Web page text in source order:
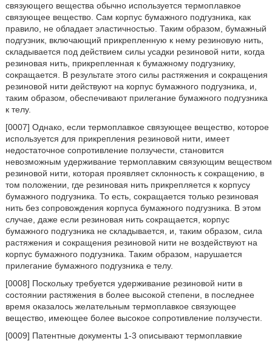
связующего вещества обычно используется термоплавкое
связующее вещество. Сам корпус бумажного подгузника, как
правило, не обладает эластичностью. Таким образом, бумажный
подгузник, включающий прикрепленную к нему резиновую нить,
складывается под действием силы усадки резиновой нити, когда
резиновая нить, прикрепленная к бумажному подгузнику,
сокращается. В результате этого силы растяжения и сокращения
резиновой нити действуют на корпус бумажного подгузника, и,
таким образом, обеспечивают прилегание бумажного подгузника
к телу.
[0007] Однако, если термоплавкое связующее вещество, которое
используется для прикрепления резиновой нити, имеет
недостаточное сопротивление ползучести, становится
невозможным удерживание термоплавким связующим веществом
резиновой нити, которая проявляет склонность к сокращению, в
том положении, где резиновая нить прикрепляется к корпусу
бумажного подгузника. То есть, сокращается только резиновая
нить без сопровождения корпуса бумажного подгузника. В этом
случае, даже если резиновая нить сокращается, корпус
бумажного подгузника не складывается, и, таким образом, сила
растяжения и сокращения резиновой нити не воздействуют на
корпус бумажного подгузника. Таким образом, нарушается
прилегание бумажного подгузника е телу.
[0008] Поскольку требуется удерживание резиновой нити в
состоянии растяжения в более высокой степени, в последнее
время оказалось желательным термоплавкое связующее
вещество, имеющее более высокое сопротивление ползучести.
[0009] Патентные документы 1-3 описывают термоплавкие